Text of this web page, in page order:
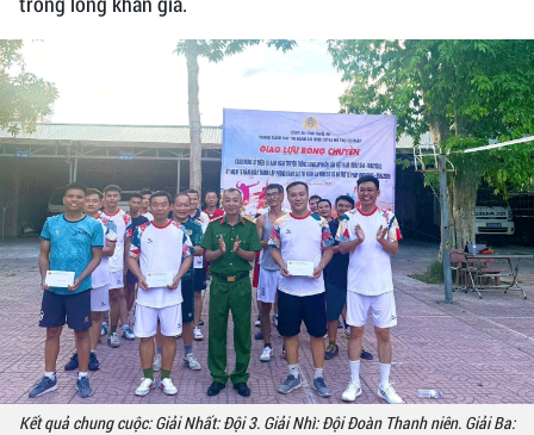
Kết quả chung cuộc: Giải Nhất: Đội 3. Giải Nhì: Đội Đoàn Thanh niên. Giải Ba: